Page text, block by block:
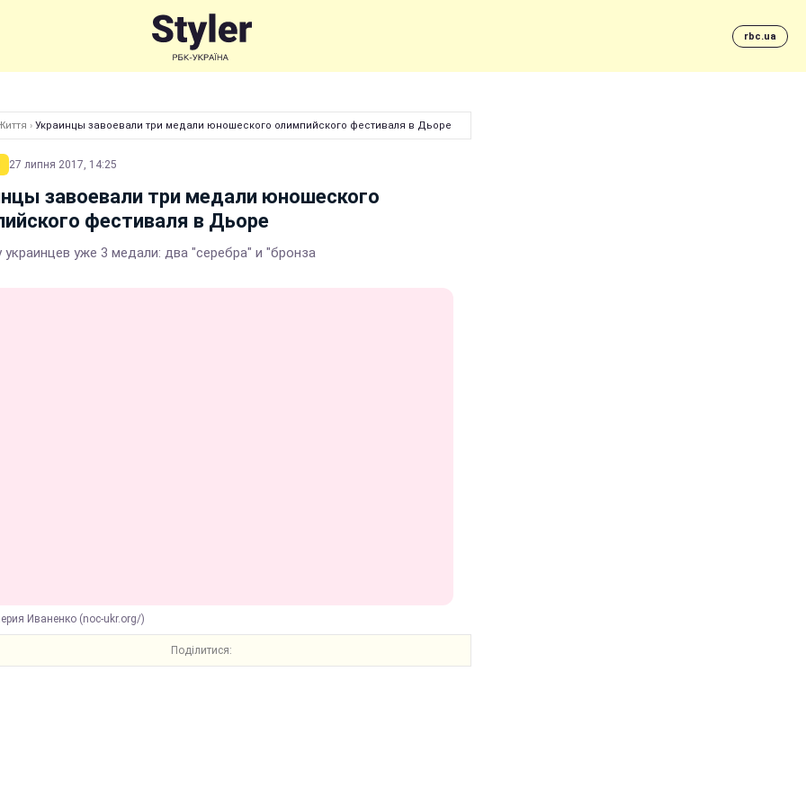
rbc.ua
› Украинцы завоевали три медали юношеского олимпийского фестиваля в Дьоре
27 липня 2017, 14:25
завоевали три медали юношеского
фестиваля в Дьоре
украинцев уже 3 медали: два "серебра" и "бронза
Иваненко (noc-ukr.org/)
Поділитися: